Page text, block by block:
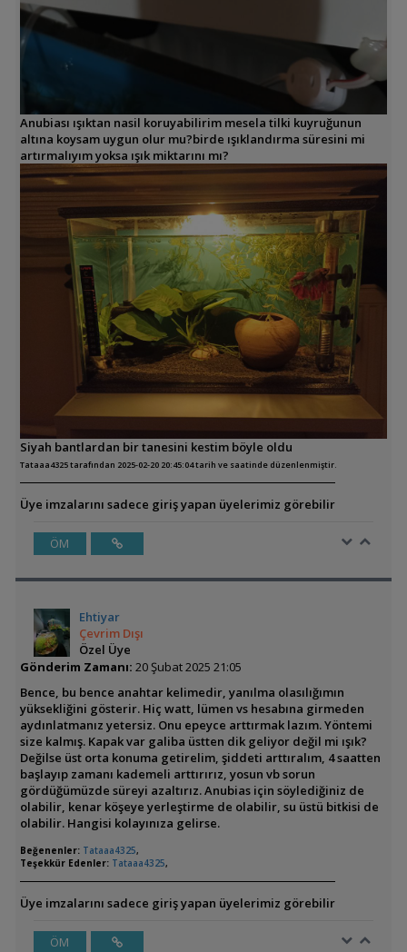
Anubiası ışıktan nasil koruyabilirim mesela tilki kuyruğunun
altına koysam uygun olur mu?birde ışıklandırma süresini mi
artırmalıyım yoksa ışık miktarını mı?
Siyah bantlardan bir tanesini kestim böyle oldu
Tataaa4325 tarafından 2025-02-20 20:45:04 tarih ve saatinde düzenlenmiştir.
Üye imzalarını sadece giriş yapan üyelerimiz görebilir
ÖM
Ehtiyar
Çevrim Dışı
Özel Üye
Gönderim Zamanı: 20 Şubat 2025 21:05
Bence, bu bence anahtar kelimedir, yanılma olasılığımın
yüksekliğini gösterir. Hiç watt, lümen vs hesabına girmeden
aydınlatmanız yetersiz. Onu epeyce arttırmak lazım. Yöntemi
size kalmış. Kapak var galiba üstten dik geliyor değil mi ışık?
Değilse üst orta konuma getirelim, şiddeti arttıralım, 4 saatten
başlayıp zamanı kademeli arttırırız, yosun vb sorun
gördüğümüzde süreyi azaltırız. Anubias için söylediğiniz de
olabilir, kenar köşeye yerleştirme de olabilir, su üstü bitkisi de
olabilir. Hangisi kolayınıza gelirse.
Beğenenler: Tataaa4325,
Teşekkür Edenler: Tataaa4325,
Üye imzalarını sadece giriş yapan üyelerimiz görebilir
ÖM